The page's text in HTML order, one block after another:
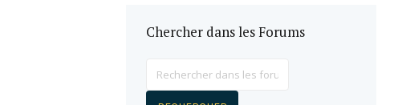
Chercher dans les Forums